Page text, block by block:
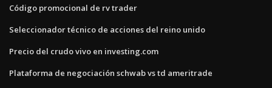
Código promocional de rv trader
Seleccionador técnico de acciones del reino unido
Precio del crudo vivo en investing.com
Plataforma de negociación schwab vs td ameritrade